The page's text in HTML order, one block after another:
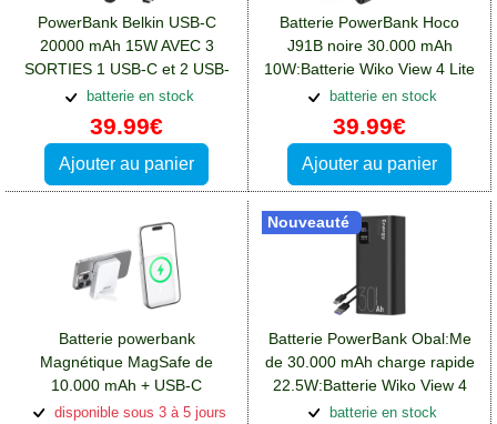
PowerBank Belkin USB-C
20000 mAh 15W AVEC 3
SORTIES 1 USB-C et 2 USB-
A:Batterie Wiko View 4 Lite
batterie en stock
39.99€
Ajouter au panier
Batterie PowerBank Hoco
J91B noire 30.000 mAh
10W:Batterie Wiko View 4 Lite
batterie en stock
39.99€
Ajouter au panier
Batterie powerbank
Magnétique MagSafe de
10.000 mAh + USB-C
20W:Batterie Wiko View 4 Lite
disponible sous 3 à 5 jours
Batterie PowerBank Obal:Me
de 30.000 mAh charge rapide
22.5W:Batterie Wiko View 4
Lite
batterie en stock
Nouveauté